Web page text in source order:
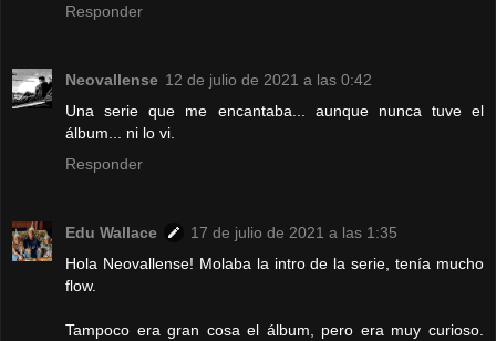
Responder
Neovallense 12 de julio de 2021 a las 0:42
Una serie que me encantaba... aunque nunca tuve el
álbum... ni lo vi.
Responder
Edu Wallace
17 de julio de 2021 a las 1:35
Hola Neovallense! Molaba la intro de la serie, tenía mucho
flow.
Tampoco era gran cosa el álbum, pero era muy curioso.